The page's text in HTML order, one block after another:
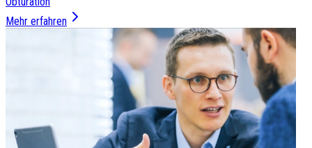
Mehr erfahren